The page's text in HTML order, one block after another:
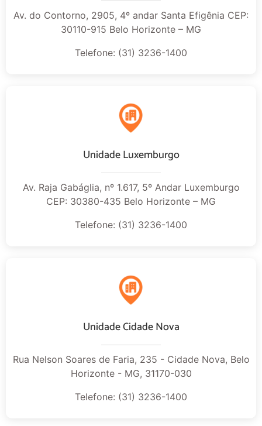
Av. do Contorno, 2905, 4º andar Santa Efigênia CEP:
30110-915 Belo Horizonte – MG
Telefone: (31) 3236-1400
Unidade Luxemburgo
Av. Raja Gabáglia, nº 1.617, 5º Andar Luxemburgo
CEP: 30380-435 Belo Horizonte – MG
Telefone: (31) 3236-1400
Unidade Cidade Nova
Rua Nelson Soares de Faria, 235 - Cidade Nova, Belo
Horizonte - MG, 31170-030
Telefone: (31) 3236-1400